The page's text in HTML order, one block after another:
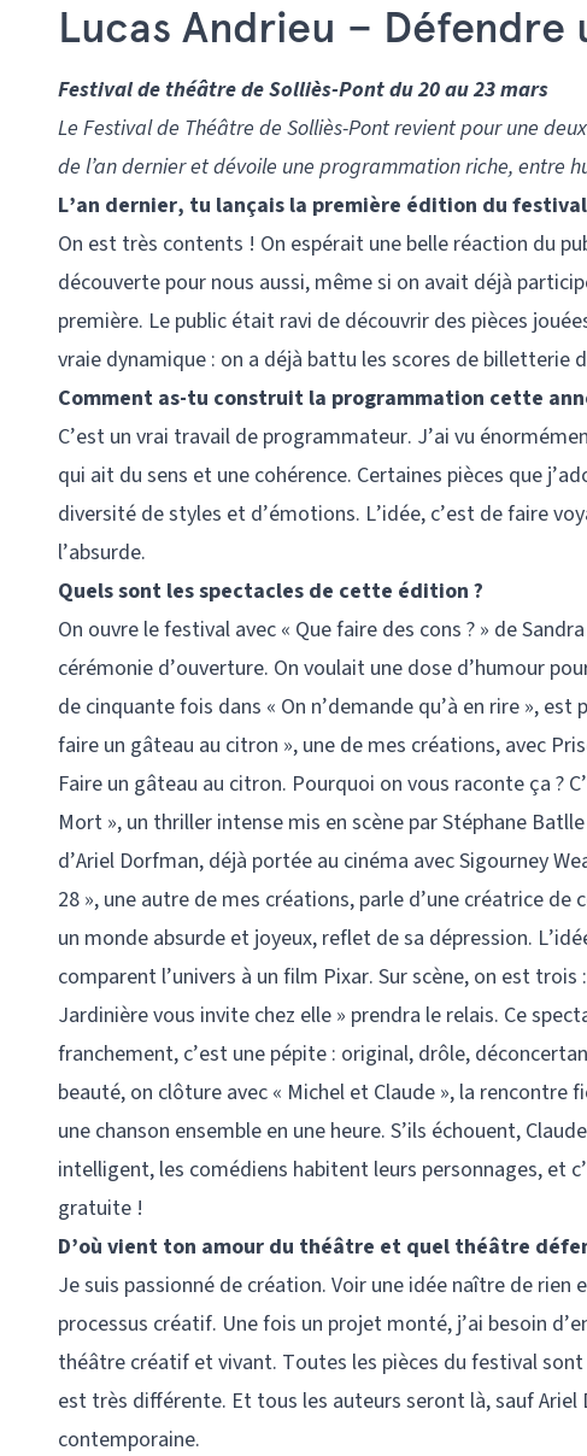
Lucas Andrieu –
Festival de théâtre de Solliès-Pont du 20 au 23 mars
Le Festival de Théâtre de Solliès-Pont revient pour une
de l’an dernier et dévoile une programmation riche, entre
L’an dernier, tu lançais la première édition du
On est très contents ! On espérait une belle réaction du
découverte pour nous aussi, même si on avait déjà
première. Le public était ravi de découvrir des pièces
vraie dynamique : on a déjà battu les scores de billetterie
Comment as-tu construit la programmation cette
C’est un vrai travail de programmateur. J’ai vu
qui ait du sens et une cohérence. Certaines pièces que
diversité de styles et d’émotions. L’idée, c’est de faire
l’absurde.
Quels sont les spectacles de cette édition ?
On ouvre le festival avec « Que faire des cons ? » de
cérémonie d’ouverture. On voulait une dose d’humour
de cinquante fois dans « On n’demande qu’à en rire »,
faire un gâteau au citron », une de mes créations, avec
Faire un gâteau au citron. Pourquoi on vous raconte ça ?
Mort », un thriller intense mis en scène par Stéphane
d’Ariel Dorfman, déjà portée au cinéma avec Sigourney
28 », une autre de mes créations, parle d’une créatrice
un monde absurde et joyeux, reflet de sa dépression.
comparent l’univers à un film Pixar. Sur scène, on est
Jardinière vous invite chez elle » prendra le relais. Ce
franchement, c’est une pépite : original, drôle,
beauté, on clôture avec « Michel et Claude », la
une chanson ensemble en une heure. S’ils échouent,
intelligent, les comédiens habitent leurs personnages, et
gratuite !
D’où vient ton amour du théâtre et quel théâtre
Je suis passionné de création. Voir une idée naître de
processus créatif. Une fois un projet monté, j’ai besoin
théâtre créatif et vivant. Toutes les pièces du festival
est très différente. Et tous les auteurs seront là, sauf
contemporaine.